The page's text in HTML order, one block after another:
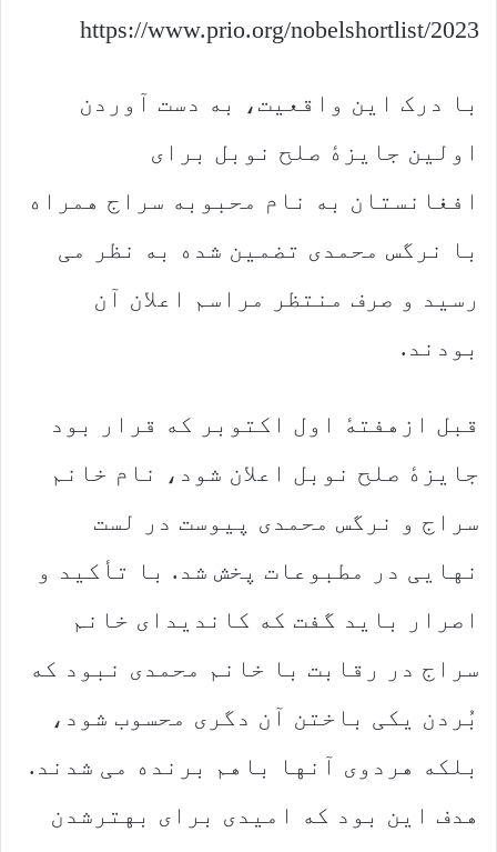
https://www.prio.org/nobelshortlist/2023
با درک این واقعیت، به دست آوردن
اولین جایزهٔ صلح نوبل برای
افغانستان به نام محبوبه سراج همراه
با نرگس محمدی تضمین شده به نظر می
رسید و صرف منتظر مراسم اعلان آن
بودند.
قبل ازهفتهٔ اول اکتوبر که قرار بود
جایزهٔ صلح نوبل اعلان شود، نام خانم
سراج و نرگس محمدی پیوست در لست
نهایی در مطبوعات پخش شد. با تأکید و
اصرار باید گفت که کاندیدای خانم
سراج در رقابت با خانم محمدی نبود که
بُردن یکی باختن آن دگری محسوب شود،
بلکه هردوی آنها باهم برنده می شدند.
هدف این بود که امیدی برای بهترشدن